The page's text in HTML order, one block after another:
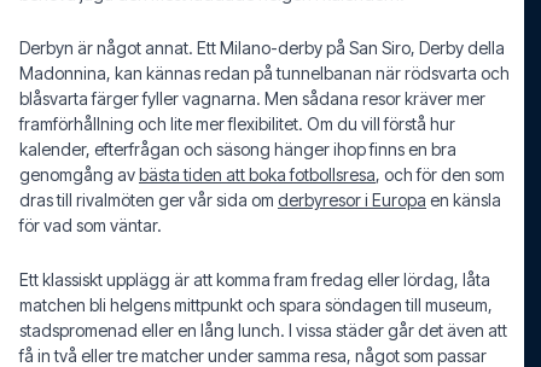
Derbyn är något annat. Ett Milano-derby på San Siro, Derby della
Madonnina, kan kännas redan på tunnelbanan när rödsvarta och
blåsvarta färger fyller vagnarna. Men sådana resor kräver mer
framförhållning och lite mer flexibilitet. Om du vill förstå hur
kalender, efterfrågan och säsong hänger ihop finns en bra
genomgång avbästa tiden att boka fotbollsresa, och för den som
dras till rivalmöten ger vår sida om derbyresor i Europa en känsla
för vad som väntar.
Ett klassiskt upplägg är att komma fram fredag eller lördag, låta
matchen bli helgens mittpunkt och spara söndagen till museum,
stadspromenad eller en lång lunch. I vissa städer går det även att
få in två eller tre matcher under samma resa, något som passar